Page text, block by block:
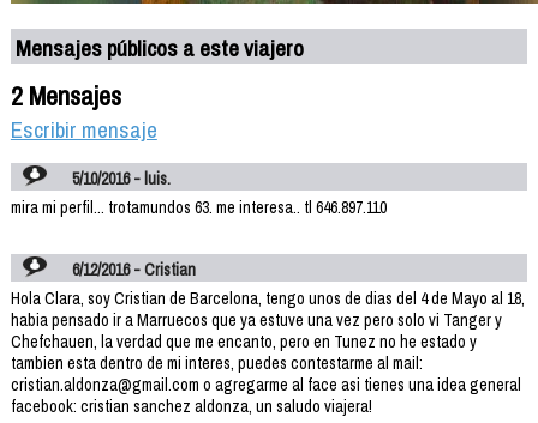
Mensajes públicos a este viajero
2 Mensajes
Escribir mensaje
5/10/2016 - luis.
mira mi perfil... trotamundos 63. me interesa.. tl 646.897.110
6/12/2016 - Cristian
Hola Clara, soy Cristian de Barcelona, tengo unos de dias del 4 de Mayo al 18,
habia pensado ir a Marruecos que ya estuve una vez pero solo vi Tanger y
Chefchauen, la verdad que me encanto, pero en Tunez no he estado y
tambien esta dentro de mi interes, puedes contestarme al mail:
cristian.aldonza@gmail.com o agregarme al face asi tienes una idea general
facebook: cristian sanchez aldonza, un saludo viajera!